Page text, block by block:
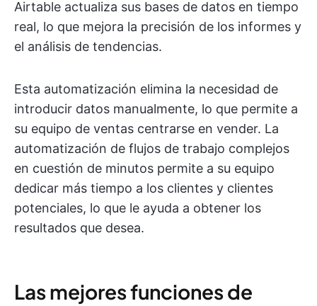
Airtable actualiza sus bases de datos en tiempo
real, lo que mejora la precisión de los informes y
el análisis de tendencias.
Esta automatización elimina la necesidad de
introducir datos manualmente, lo que permite a
su equipo de ventas centrarse en vender. La
automatización de flujos de trabajo complejos
en cuestión de minutos permite a su equipo
dedicar más tiempo a los clientes y clientes
potenciales, lo que le ayuda a obtener los
resultados que desea.
Las mejores funciones de